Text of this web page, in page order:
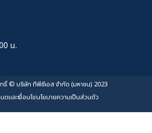
น.
ธิ์ © บริษัท ทีพีซีเอส จำกัด (มหาชน) 2023
ดและเงื่อนไขนโยบายความเป็นส่วนตัว